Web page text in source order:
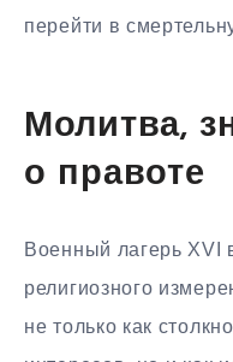
перейти в
Молитва,
о правоте
Военный лагерь XVI
религиозного
не только как